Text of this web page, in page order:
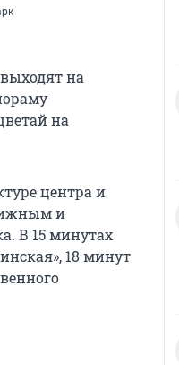
на
на
центра и
и
В 15 минутах
18 минут